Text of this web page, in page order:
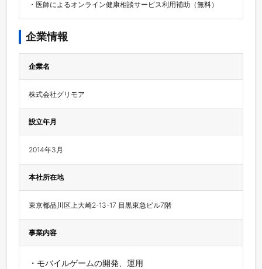
企業情報
企業名
株式会社グリモア
設立年月
2014年3月
本社所在地
東京都品川区上大崎2-13-17 目黒東急ビル7階
事業内容
・モバイルゲームの開発、運用